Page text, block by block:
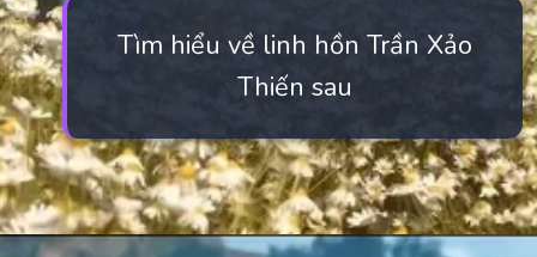
Tìm hiểu về linh hồn Trần Xảo
Thiến sau